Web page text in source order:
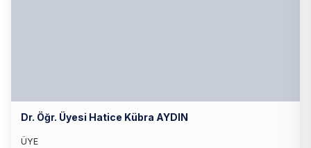
Dr. Öğr. Üyesi Hatice Kübra AYDIN
ÜYE